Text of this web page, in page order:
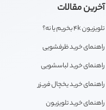
آخرین مقالات
تلویزیون 4k بخریم یا نه؟
راهنمای خرید ظرفشویی
راهنمای خرید لباسشویی
راهنمای خرید یخچال فریزر
راهنمای خرید تلویزیون